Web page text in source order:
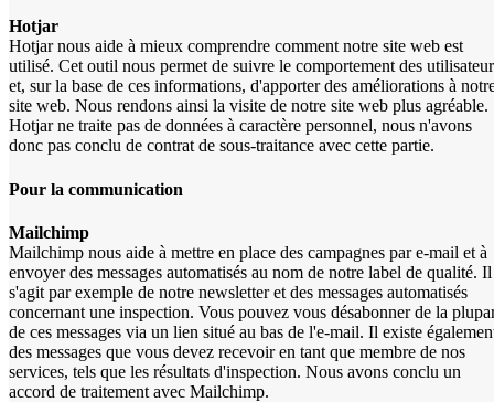
Hotjar
Hotjar nous aide à mieux comprendre comment notre site web est
utilisé. Cet outil nous permet de suivre le comportement des
et, sur la base de ces informations, d'apporter des améliorations à
site web. Nous rendons ainsi la visite de notre site web plus agréable.
Hotjar ne traite pas de données à caractère personnel, nous n'avons
donc pas conclu de contrat de sous-traitance avec cette partie.
Pour la communication
Mailchimp
Mailchimp nous aide à mettre en place des campagnes par e-mail et à
envoyer des messages automatisés au nom de notre label de qualité. Il
s'agit par exemple de notre newsletter et des messages automatisés
concernant une inspection. Vous pouvez vous désabonner de la
de ces messages via un lien situé au bas de l'e-mail. Il existe
des messages que vous devez recevoir en tant que membre de nos
services, tels que les résultats d'inspection. Nous avons conclu un
accord de traitement avec Mailchimp.